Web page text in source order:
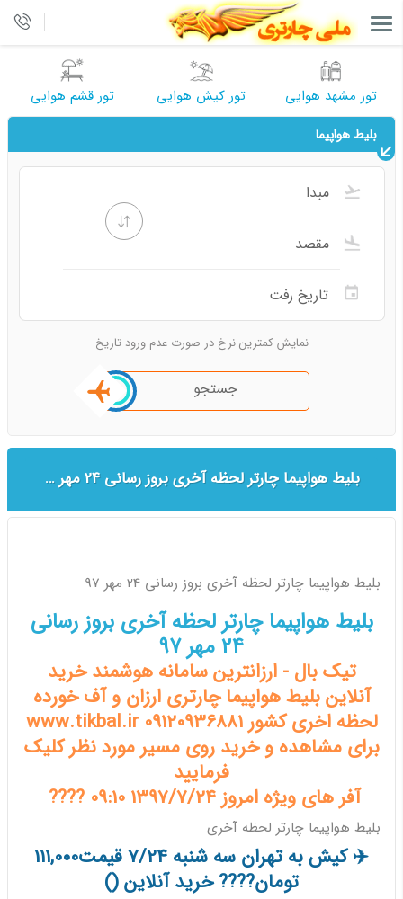
تور مشهد هوایی تور کیش هوایی تور قشم هوایی
بلیط هواپیما
نمایش کمترین نرخ در صورت عدم ورود تاریخ
جستجو
بلیط هواپیما چارتر لحظه آخری بروز رسانی 24 مهر 97
بلیط هواپیما چارتر لحظه آخری بروز رسانی 24 مهر 97
بلیط هواپیما چارتر لحظه آخری بروز رسانی
24 مهر 97
تیک بال - ارزانترین سامانه هوشمند خرید
آنلاین بلیط هواپیما چارتری ارزان و آف خورده
لحظه اخری کشور www.tikbal.ir 09120936881
برای مشاهده و خرید روی مسیر مورد نظر کلیک
فرمایید
آفر های ویژه امروز 1397/7/24 09:10 ????
بلیط هواپیما چارتر لحظه آخری
✈️ کیش به تهران سه شنبه 7/24 قیمت111,000
تومان???? خرید آنلاین ()